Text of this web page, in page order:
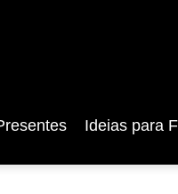
Ideias para